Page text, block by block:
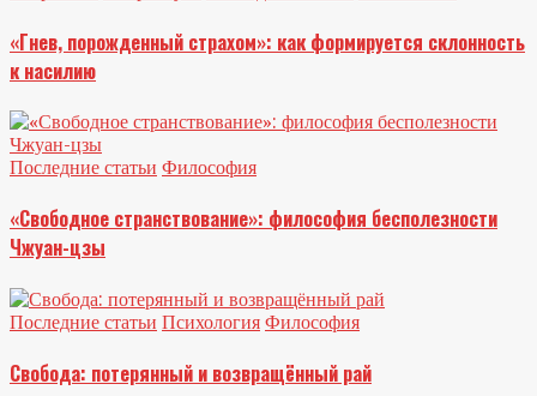
«Гнев, порожденный страхом»: как формируется склонность
к насилию
Последние статьи Философия
«Свободное странствование»: философия бесполезности
Чжуан-цзы
Последние статьи Психология Философия
Свобода: потерянный и возвращённый рай